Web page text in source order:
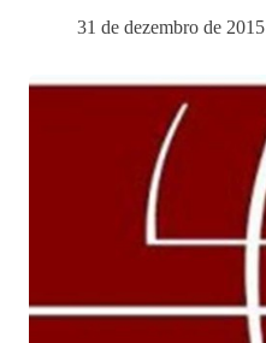
31 de dezembro de 2015